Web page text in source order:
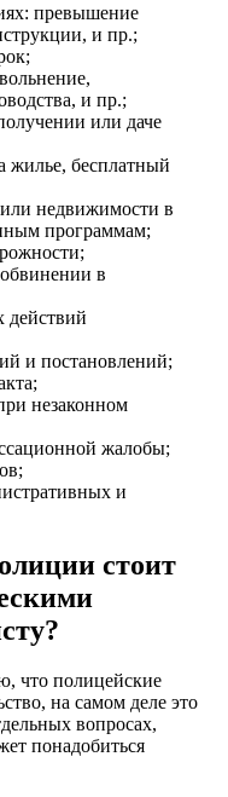
превышение
и пр.;
и пр.;
или даче
жилье, бесплатный
недвижимости в
программам;
в
действий
и постановлений;
незаконном
жалобы;
и
стоит
что полицейские
на самом деле это
вопросах,
понадобиться